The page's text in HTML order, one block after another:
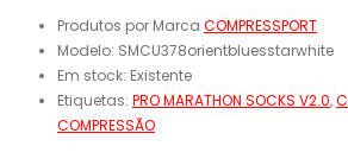
Produtos por Marca COMPRESSPORT
Modelo: SMCU378orientbluesstarwhite
Em stock: Existente
Etiquetas: PRO MARATHON SOCKS V2.0,
COMPRESSÃO